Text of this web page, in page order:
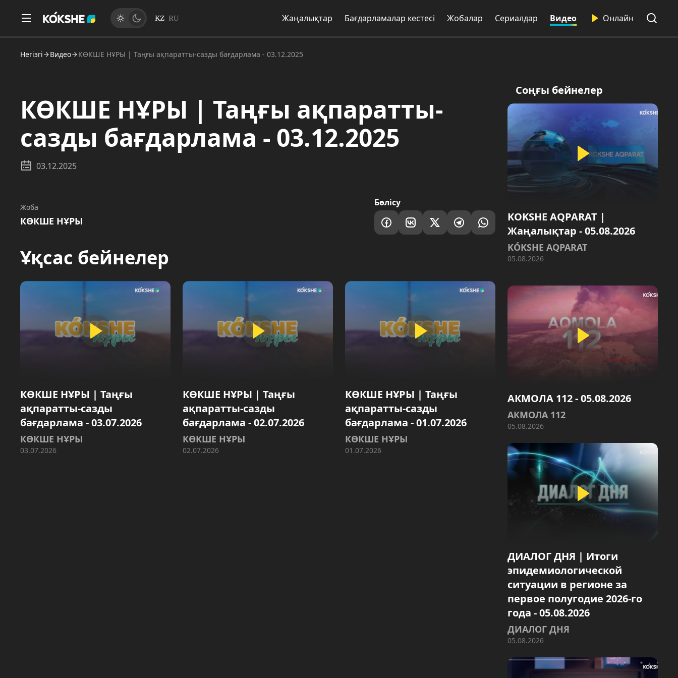
KZ RU Жаңалықтар Бағдарламалар кестесі Жобалар Сериалдар Видео Онлайн
Негізгі Видео КӨКШЕ НҰРЫ | Таңғы ақпаратты-сазды бағдарлама - 03.12.2025
КӨКШЕ НҰРЫ | Таңғы ақпаратты-
сазды бағдарлама - 03.12.2025
03.12.2025
Жоба
КӨКШЕ НҰРЫ
Бөлісу
Ұқсас бейнелер
КӨКШЕ НҰРЫ | Таңғы
ақпаратты-сазды
бағдарлама - 03.07.2026
КӨКШЕ НҰРЫ
03.07.2026
КӨКШЕ НҰРЫ | Таңғы
ақпаратты-сазды
бағдарлама - 02.07.2026
КӨКШЕ НҰРЫ
02.07.2026
КӨКШЕ НҰРЫ | Таңғы
ақпаратты-сазды
бағдарлама - 01.07.2026
КӨКШЕ НҰРЫ
01.07.2026
Соңғы бейнелер
KOKSHE AQPARAT |
Жаңалықтар - 05.08.2026
KÓKSHE AQPARAT
05.08.2026
АКМОЛА 112 - 05.08.2026
АКМОЛА 112
05.08.2026
ДИАЛОГ ДНЯ | Итоги
эпидемиологической
ситуации в регионе за
первое полугодие 2026-го
года - 05.08.2026
ДИАЛОГ ДНЯ
05.08.2026